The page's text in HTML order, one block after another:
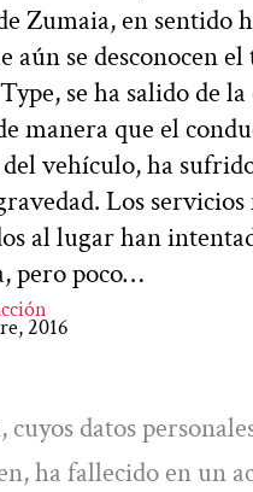
Zumaia, en sentido
aún se desconocen
se ha salido de
manera que el
vehículo, ha
Los servicios
al lugar han
pero poco…
2016
datos
ha fallecido en un